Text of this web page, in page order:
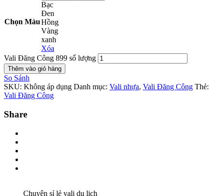
Chọn Màu
Bạc
Đen
Hồng
Vàng
xanh
Xóa
Vali Đăng Công 899 số lượng
Thêm vào giỏ hàng
So Sánh
SKU: Không áp dụng Danh mục: Vali nhựa, Vali Đăng Công Thẻ:
Vali Đăng Công
Share
Chuyên sỉ lẻ vali du lịch